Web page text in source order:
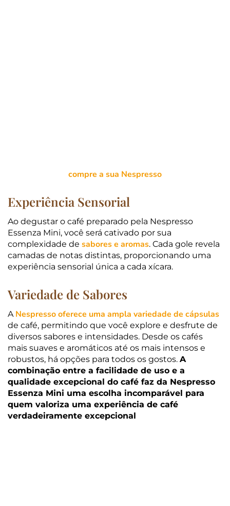
compre a sua Nespresso
Experiência Sensorial
Ao degustar o café preparado pela Nespresso
Essenza Mini, você será cativado por sua
complexidade de sabores e aromas. Cada gole revela
camadas de notas distintas, proporcionando uma
experiência sensorial única a cada xícara.
Variedade de Sabores
A Nespresso oferece uma ampla variedade de cápsulas
de café, permitindo que você explore e desfrute de
diversos sabores e intensidades. Desde os cafés
mais suaves e aromáticos até os mais intensos e
robustos, há opções para todos os gostos. A
combinação entre a facilidade de uso e a
qualidade excepcional do café faz da Nespresso
Essenza Mini uma escolha incomparável para
quem valoriza uma experiência de café
verdadeiramente excepcional